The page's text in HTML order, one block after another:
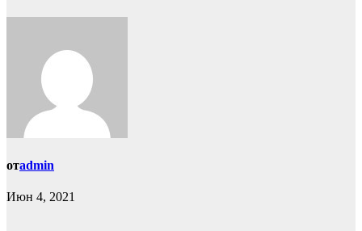
отadmin
Июн 4, 2021